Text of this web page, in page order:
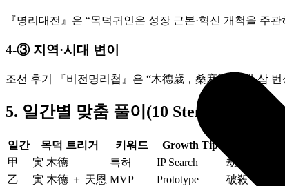
『명리대전』은 “목덕귀인은 성장 근본·혁신 개척을 주관
4‑③ 지역·시대 변이
조선 후기 『비전명리첩』은 “木德歲，桑麻繁盛(뽕·삼
5. 일간별 맞춤 풀이(10 Stem Guide)
일간 목덕 트리거 키워드 Growth Tip
甲
寅 木德 특허 IP Search
劫財
乙
寅 木德 ＋ 天恩 MVP Prototype
破殺